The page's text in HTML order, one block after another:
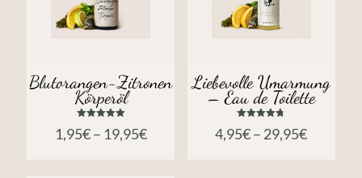
Blutorangen-Zitronen
Körperöl
mit
1,95€– 19,95€
Liebevolle Umarmung
– Eau de Toilette
mit
4,95€– 29,95€